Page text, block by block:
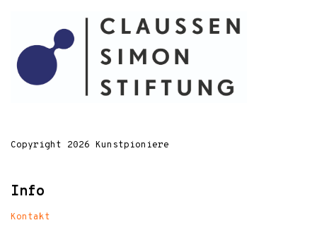
Copyright 2026 Kunstpioniere
Info
Kontakt